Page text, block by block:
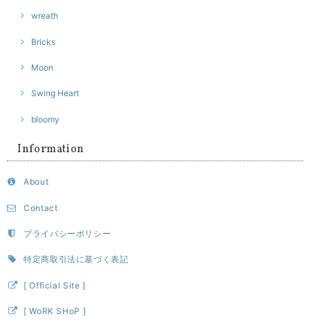
wreath
Bricks
Moon
Swing Heart
bloomy
Information
About
Contact
プライバシーポリシー
特定商取引法に基づく表記
[ Official Site ]
[ WoRK SHoP ]